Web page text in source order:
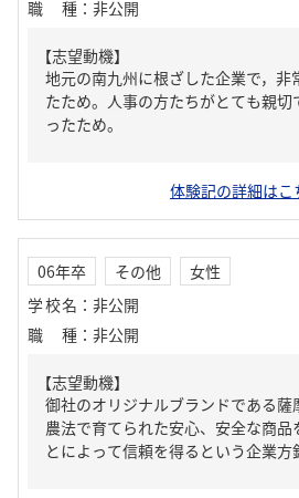
職種 ： 非公開
【志望動機】
地元の南九州に根ざした企業で，非
たため。人事の方たちがとても親
ったため。
体験記の詳細はこ
06年卒 その他
女性
学校名 ： 非公開
職種 ： 非公開
【志望動機】
御社のオリジナルブランドである薩
農法で育てられた安心、安全な商品
とによって信頼を得るという企業